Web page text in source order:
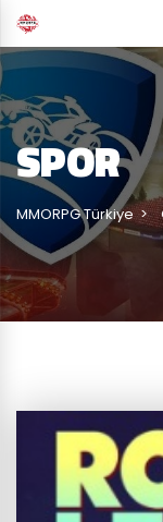
SPOR
MMORPG Türkiye